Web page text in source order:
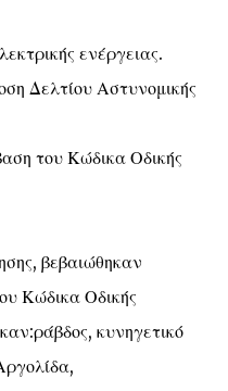
ενέργειας.
Δελτίου Αστυνομικής
του Κώδικα Οδικής
βεβαιώθηκαν
Κώδικα Οδικής
κυνηγετικό